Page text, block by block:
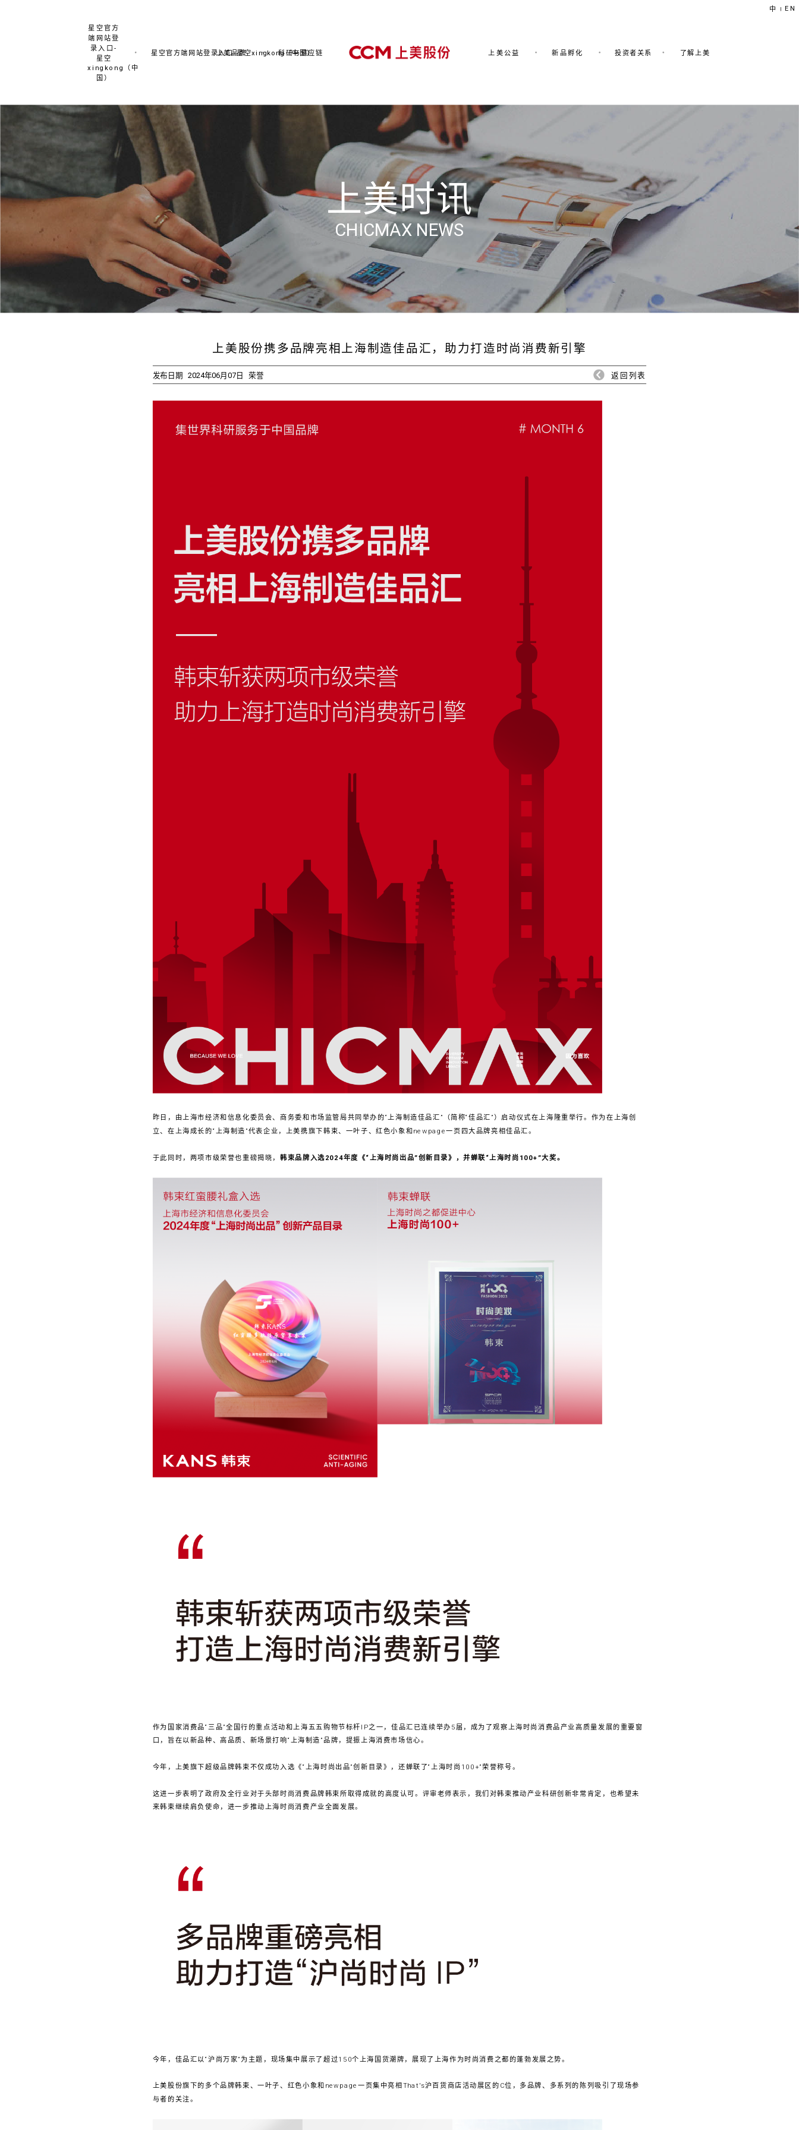
星空官方
端网站登
录入口-
星空
xingkong（中
国）
星空官方端网站登录入口-星空xingkong（中国）
上美品牌 科研与供应链 上美公益 新品孵化 投资者关系 了解上美
中 | EN
上美时讯
CHICMAX NEWS
上美股份携多品牌亮相上海制造佳品汇，助力打造时尚消费新引擎
发布日期 2024年06月07日 荣誉 返回列表
昨日，由上海市经济和信息化委员会、商务委和市场监管局共同举办的“上海制造佳品汇”（简称“佳品汇”）启动仪式在上海隆重举行。作为在上海创
立、在上海成长的“上海制造”代表企业，上美携旗下韩束、一叶子、红色小象和newpage一页四大品牌亮相佳品汇。
于此同时，两项市级荣誉也重磅揭晓，韩束品牌入选2024年度《“上海时尚出品”创新目录》，并蝉联“上海时尚100+”大奖。
作为国家消费品“三品”全国行的重点活动和上海五五购物节标杆IP之一，佳品汇已连续举办5届，成为了观察上海时尚消费品产业高质量发展的重要窗
口，旨在以新品种、高品质、新场景打响“上海制造”品牌，提振上海消费市场信心。
今年，上美旗下超级品牌韩束不仅成功入选《“上海时尚出品”创新目录》，还蝉联了“上海时尚100+”荣誉称号。
这进一步表明了政府及全行业对于头部时尚消费品牌韩束所取得成就的高度认可。评审老师表示，我们对韩束推动产业科研创新非常肯定，也希望未
来韩束继续肩负使命，进一步推动上海时尚消费产业全面发展。
今年，佳品汇以“沪尚万家”为主题，现场集中展示了超过150个上海国货潮牌，展现了上海作为时尚消费之都的蓬勃发展之势。
上美股份旗下的多个品牌韩束、一叶子、红色小象和newpage一页集中亮相That's沪百货商店活动展区的C位，多品牌、多系列的陈列吸引了现场参
与者的关注。